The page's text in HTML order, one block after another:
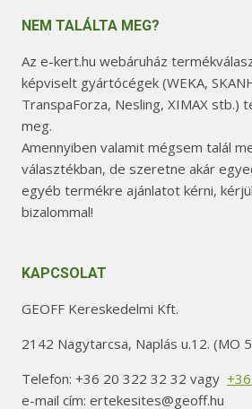
NEM TALÁLTA MEG?
Az e-kert.hu webáruház
képviselt gyártócégek (WEKA,
TranspaForza, Nesling, XIMAX stb.)
meg.
Amennyiben valamit mégsem talál
választékban, de szeretne akár
egyéb termékre ajánlatot kérni,
bizalommal!
KAPCSOLAT
GEOFF Kereskedelmi Kft.
2142 Nagytarcsa, Naplás u.12. (MO
Telefon: +36 20 322 32 32 vagy
e-mail cím: ertekesites@geoff.hu